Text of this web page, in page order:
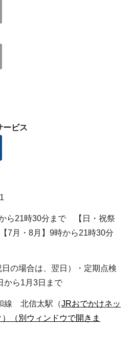
ービス
から21時30分まで 【日・祝祭
7月・8月】9時から21時30分
の場合は、翌日）・定期点検
から1月3日まで
線 北信太駅（JRおでかけネッ
（別ウィンドウで開きま